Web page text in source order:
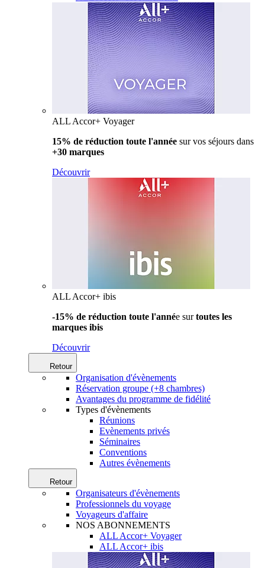
ALL Accor+ Voyager
15% de réduction toute l'année sur vos séjours dans
+30 marques
Découvrir
ALL Accor+ ibis
-15% de réduction toute l'année surtoutes les
marques ibis
Découvrir
Retour
Organisation d'évènements
Réservation groupe (+8 chambres)
Avantages du programme de fidélité
Types d'évènements
Réunions
Evènements privés
Séminaires
Conventions
Autres évènements
Retour
Organisateurs d'évènements
Professionnels du voyage
Voyageurs d'affaire
NOS ABONNEMENTS
ALL Accor+ Voyager
ALL Accor+ ibis